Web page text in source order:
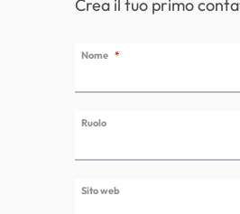
Crea il tuo primo
Nome
Ruolo
Sito web